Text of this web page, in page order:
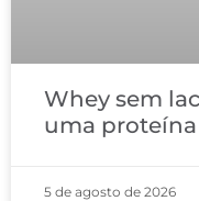
Whey sem
uma
5 de agosto de 2026